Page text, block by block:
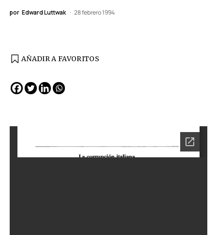
por Edward Luttwak 28 febrero 1994
AÑADIR A FAVORITOS